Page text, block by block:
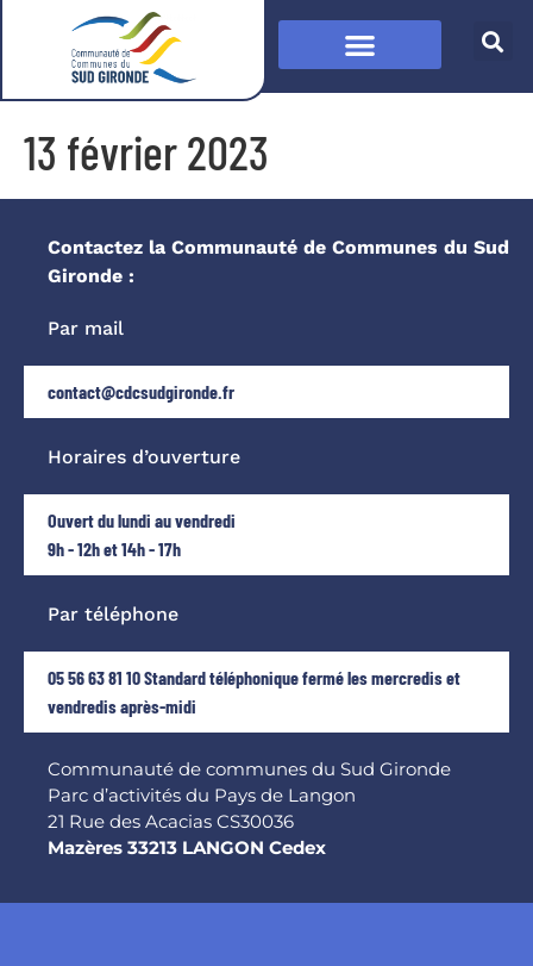
13 février 2023
Contactez la Communauté de Communes du Sud
Gironde :
Par mail
contact@cdcsudgironde.fr
Horaires d’ouverture
Ouvert du lundi au vendredi
9h - 12h et 14h - 17h
Par téléphone
05 56 63 81 10 Standard téléphonique fermé les mercredis et
vendredis après-midi
Communauté de communes du Sud Gironde
Parc d’activités du Pays de Langon
21 Rue des Acacias CS30036
Mazères 33213 LANGON Cedex